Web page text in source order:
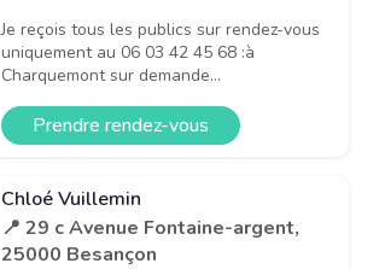
Je reçois tous les publics sur rendez-vous
uniquement au 06 03 42 45 68 :à
Charquemont sur demande...
Prendre rendez-vous
Chloé Vuillemin
📍 29 c Avenue Fontaine-argent,
25000 Besançon